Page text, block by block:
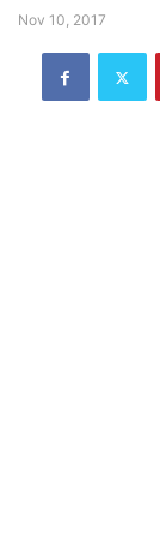
Nov 10, 2017